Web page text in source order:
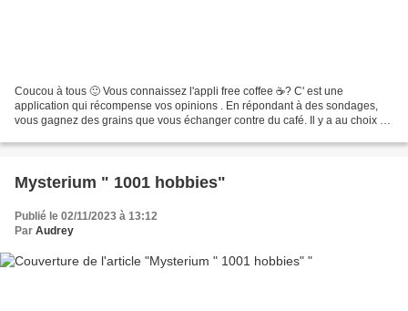
Coucou à tous 🙂 Vous connaissez l'appli free coffee ☕? C' est une
application qui récompense vos opinions . En répondant à des sondages,
vous gagnez des grains que vous échanger contre du café. Il y a au choix du
Mysterium " 1001 hobbies"
Publié le 02/11/2023 à 13:12
Par Audrey